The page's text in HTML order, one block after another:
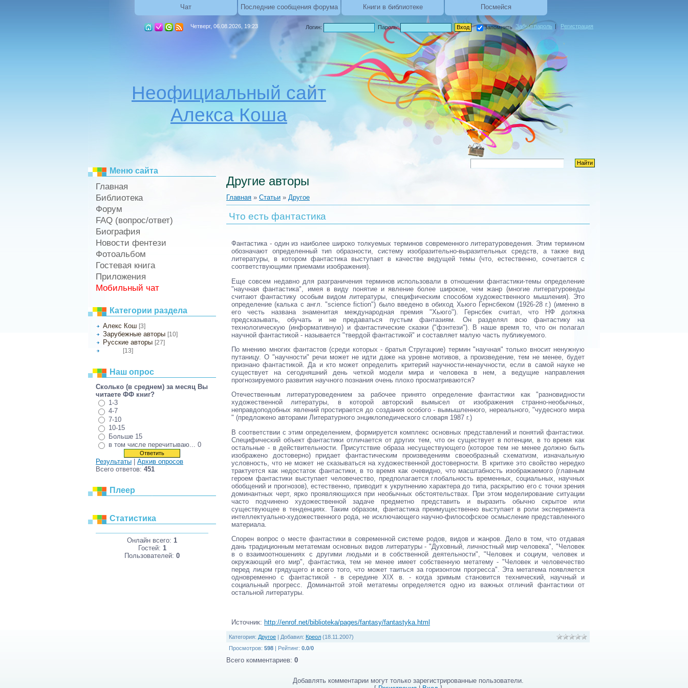
Чат Последние сообщения форума Книги в библиотеке Посмейся
Четверг, 06.08.2026, 19:23
Неофициальный сайт
Алекса Коша
Логин: Пароль: запомнить Забыл пароль | Регистрация
Меню сайта
Главная
Библиотека
Форум
FAQ (вопрос/ответ)
Биография
Новости фентези
Фотоальбом
Гостевая книга
Приложения
Мобильный чат
Категории раздела
Алекс Кош [3]
Зарубежные авторы [10]
Русские авторы [27]
[13]
Наш опрос
Сколько (в среднем) за месяц Вы
читаете ФФ книг?
1-3
4-7
7-10
10-15
Больше 15
в том числе перечитываю... 0
Результаты
Архив опросов
Всего ответов: 451
Плеер
Статистика
Онлайн всего: 1
Гостей: 1
Пользователей: 0
Другие авторы
Главная » Статьи » Другое
Что есть фантастика
Фантастика - один из наиболее широко толкуемых терминов современного литературоведения. Этим термином
обозначают определенный тип образности, систему изобразительно-выразительных средств, а также вид
литературы, в котором фантастика выступает в качестве ведущей темы (что, естественно, сочетается с
соответствующими приемами изображения).
Еще совсем недавно для разграничения терминов использовали в отношении фантастики-темы определение
"научная фантастика", имея в виду понятие и явление более широкое, чем жанр (многие литературоведы
считают фантастику особым видом литературы, специфическим способом художественного мышления). Это
определение (калька с англ. "science fiction") было введено в обиход Хьюго Гернсбеком (1926-28 г.) (именно в
его честь названа знаменитая международная премия "Хьюго"). Гернсбек считал, что НФ должна
предсказывать, обучать и не предаваться пустым фантазиям. Он разделял всю фантастику на
технологическую (информативную) и фантастические сказки ("фэнтези"). В наше время то, что он полагал
научной фантастикой - называется "твердой фантастикой" и составляет малую часть публикуемого.
По мнению многих фантастов (среди которых - братья Стругацкие) термин "научная" только вносит ненужную
путаницу. О "научности" речи может не идти даже на уровне мотивов, а произведение, тем не менее, будет
признано фантастикой. Да и кто может определить критерий научности-ненаучности, если в самой науке не
существует на сегодняшний день четкой модели мира и человека в нем, а ведущие направления
прогнозируемого развития научного познания очень плохо просматриваются?
Отечественным литературоведением за рабочее принято определение фантастики как "разновидности
художественной литературы, в которой авторский вымысел от изображения странно-необычных,
неправдоподобных явлений простирается до создания особого - вымышленного, нереального, "чудесного мира
" (предложено авторами Литературного энциклопедического словаря 1987 г.)
В соответствии с этим определением, формируется комплекс основных представлений и понятий фантастики.
Специфический объект фантастики отличается от других тем, что он существует в потенции, в то время как
остальные - в действительности. Присутствие образа несуществующего (которое тем не менее должно быть
изображено достоверно) придает фантастическим произведениям своеобразный схематизм, изначальную
условность, что не может не сказываться на художественной достоверности. В критике это свойство нередко
трактуется как недостаток фантастики, в то время как очевидно, что масштабность изображаемого (главным
героем фантастики выступает человечество, предполагается глобальность временных, социальных, научных
обобщений и прогнозов), естественно, приводит к укрупнению характера до типа, раскрытию его с точки зрения
доминантных черт, ярко проявляющихся при необычных обстоятельствах. При этом моделирование ситуации
часто подчинено художественной задаче предметно представить и выразить обычно скрытое или
существующее в тенденциях. Таким образом, фантастика преимущественно выступает в роли эксперимента
интеллектуально-художественного рода, не исключающего научно-философское осмысление представленного
материала.
Спорен вопрос о месте фантастики в современной системе родов, видов и жанров. Дело в том, что отдавая
дань традиционным метатемам основных видов литературы - "Духовный, личностный мир человека", "Человек
в о взаимоотношениях с другими людьми и в собственной деятельности", "Человек и социум, человек и
окружающий его мир", фантастика, тем не менее имеет собственную метатему - "Человек и человечество
перед лицом грядущего и всего того, что может таиться за горизонтом прогресса". Эта метатема появляется
одновременно с фантастикой - в середине ХIХ в. - когда зримым становится технический, научный и
социальный прогресс. Доминантой этой метатемы определяется одно из важных отличий фантастики от
остальной литературы.
Источник: http://enrof.net/biblioteka/pages/fantasy/fantastyka.html
Категория: Другое Добавил: Креол (18.11.2007)
Просмотров: 598 Рейтинг: 0.0/0
Всего комментариев: 0
Добавлять комментарии могут только зарегистрированные пользователи.